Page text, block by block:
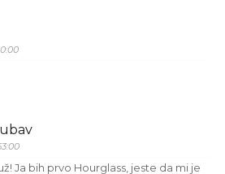
Ja bih prvo Hourglass, jeste da mi je